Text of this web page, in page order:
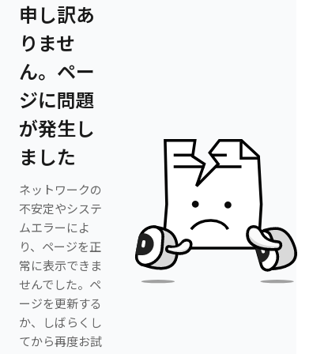
申し訳あ
りませ
ん。ペー
ジに問題
が発生し
ました
ネットワークの
不安定やシステ
ムエラーによ
り、ページを正
常に表示できま
せんでした。ペ
ージを更新する
か、しばらくし
てから再度お試